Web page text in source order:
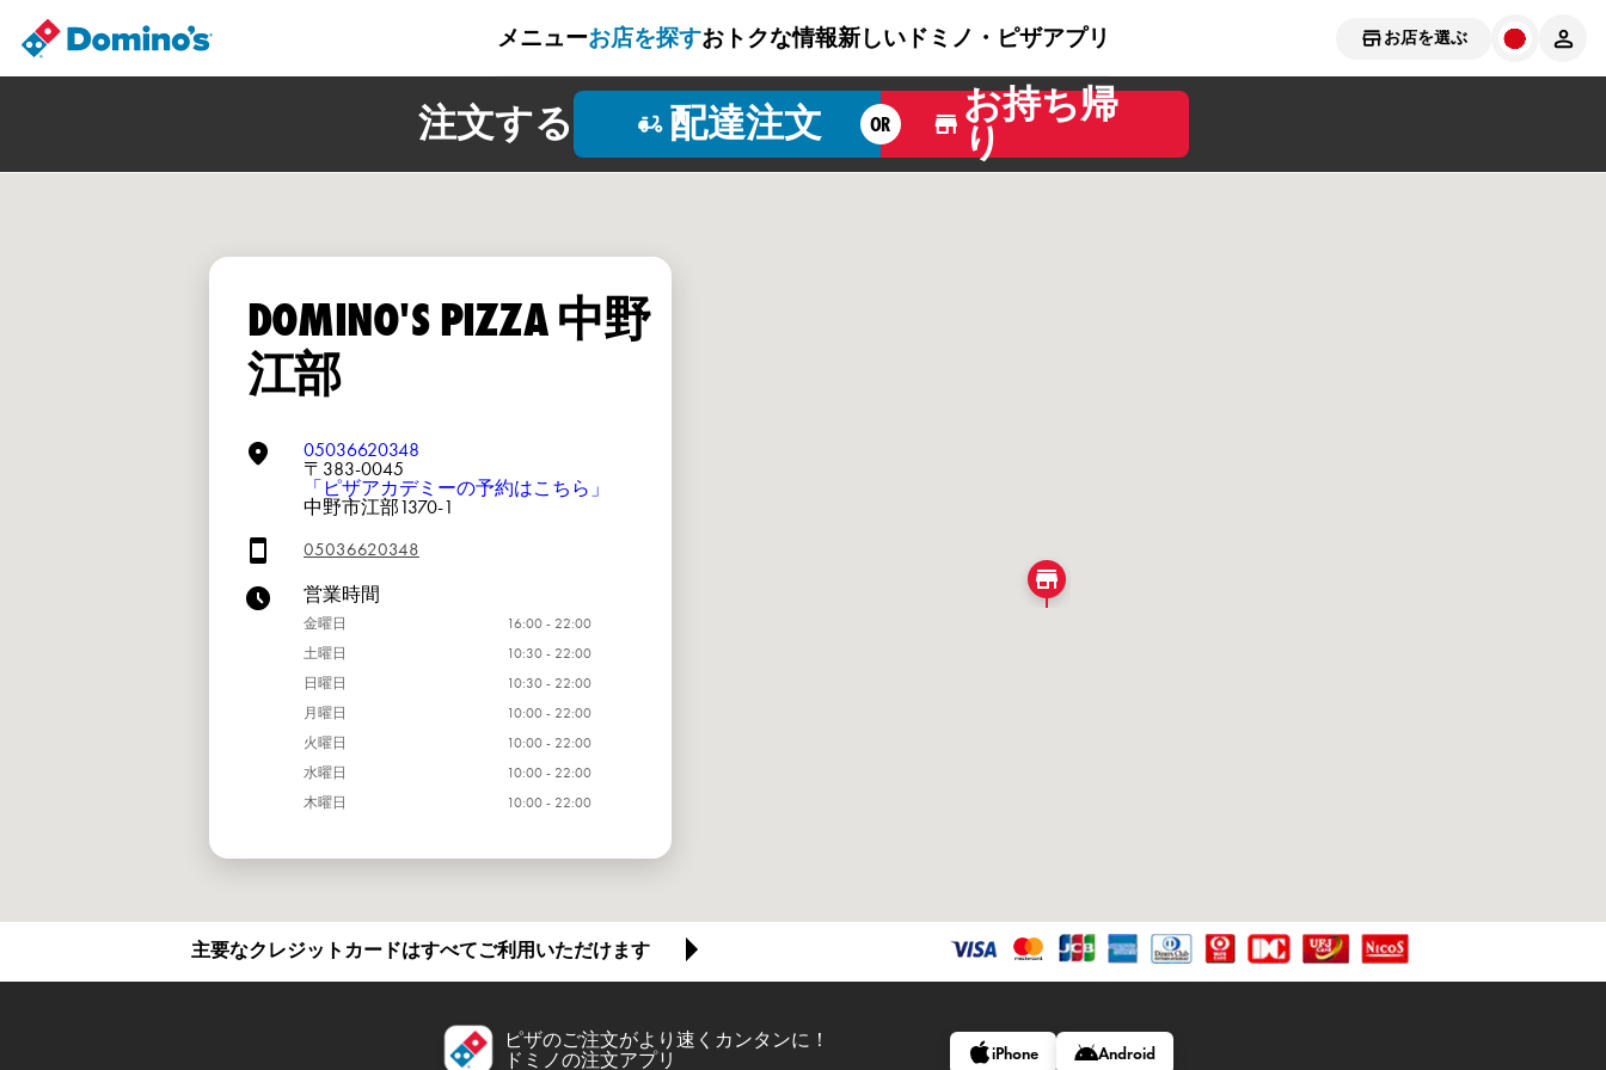
お店を選ぶ
メニューお店を探すおトクな情報新しいドミノ・ピザアプリ
注文する 配達注文 OR
お持ち帰
り
DOMINO'S PIZZA 中野
江部
05036620348
〒383-0045
「ピザアカデミーの予約はこちら」
中野市江部1370-1
05036620348
営業時間
金曜日
16:00 - 22:00
土曜日
10:30 - 22:00
日曜日
10:30 - 22:00
月曜日
10:00 - 22:00
火曜日
10:00 - 22:00
水曜日
10:00 - 22:00
木曜日
10:00 - 22:00
主要なクレジットカードはすべてご利用いただけます
ピザのご注文がより速くカンタンに！
ドミノの注文アプリ
iPhone Android